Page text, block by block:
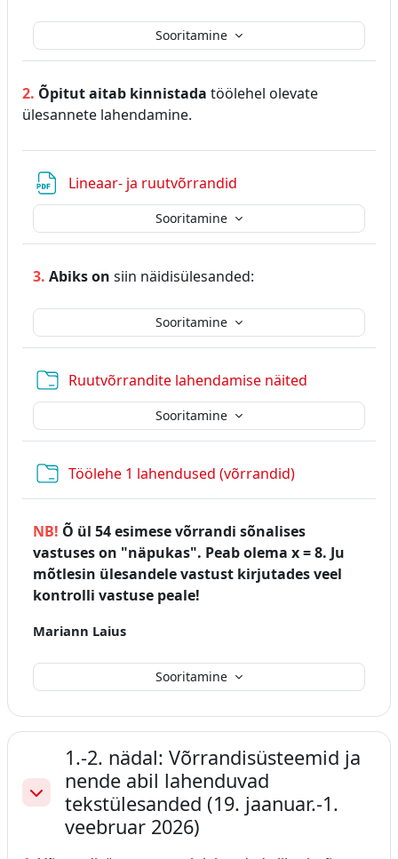
Sooritamine
a
v
i
e
o
2. Õpitut aitab kinnistada töölehel olevate
ülesannete lahendamine.
Lineaar- ja ruutvõrrandid
Sooritamine
Sooritamine
3. Abiks on siin näidisülesanded:
Ruutvõrrandite lahendamise näited
Sooritamine
Töölehe 1 lahendused (võrrandid)Kaust
Sooritamine
NB! Õ ül 54 esimese võrrandi sõnalises
vastuses on "näpukas". Peab olema x = 8. Ju
mõtlesin ülesandele vastust kirjutades veel
kontrolli vastuse peale!
Mariann Laius
Ahenda
1.-2. nädal: Võrrandisüsteemid ja
nende abil lahenduvad
tekstülesanded (19. jaanuar.-1.
veebruar 2026)